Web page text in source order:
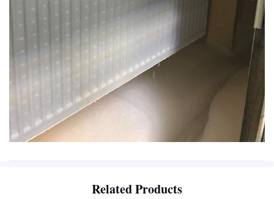
Related Products